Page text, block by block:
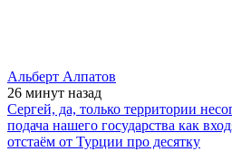
Альберт Алпатов
26 минут назад
Сергей, да, только территории
подача нашего государства как
отстаём от Турции про десятку